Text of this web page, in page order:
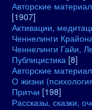
Авторские
[1907]
Активации,
Ченнелинги
Ченнелинги Гайи,
Публицистика [8]
Авторские
О жизни
Притчи [198]
Рассказы, сказки,